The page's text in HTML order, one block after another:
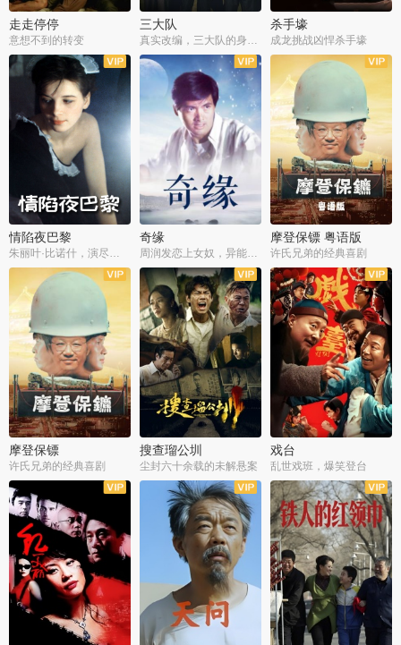
走走停停
意想不到的转变
三大队 杀手壕
成龙挑战凶悍杀手壕
情陷夜巴黎
朱丽叶·比诺什，演尽失爱之痛
奇缘
周润发恋上女奴，异能护体战邪派
摩登保镖 粤语版
许氏兄弟的经典喜剧
摩登保镖
许氏兄弟的经典喜剧
搜查瑠公圳
尘封六十余载的未解悬案
戏台
乱世戏班，爆笑登台